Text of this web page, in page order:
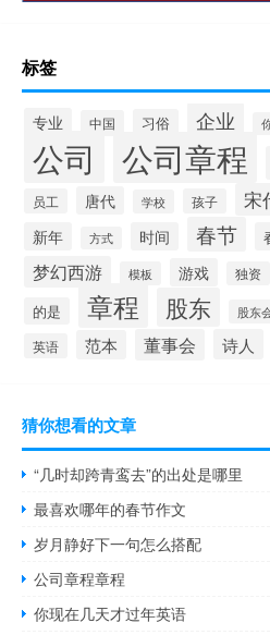
标签
专业 中国 习俗 企业
公司 公司章程
员工 唐代 学校 孩子 宋
新年 方式 时间 春节
梦幻西游 模板 游戏 独资
的是 章程 股东 股东
英语 范本 董事会 诗人
猜你想看的文章
“几时却跨青鸾去”的出处是哪里
最喜欢哪年的春节作文
岁月静好下一句怎么搭配
公司章程章程
你现在几天才过年英语